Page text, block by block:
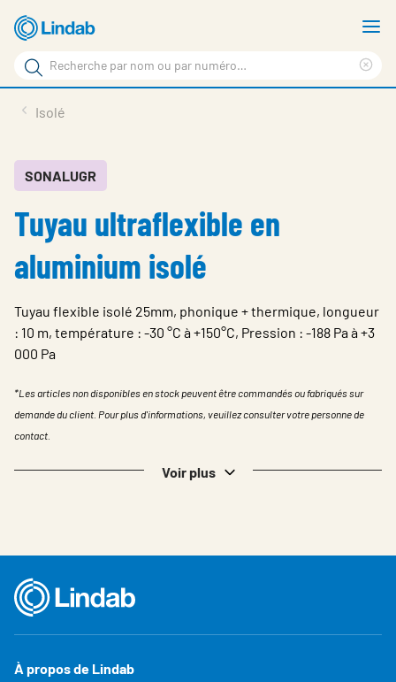
Aller
au
contenu
principal
Rechercher
Rechercher
sur
site
En vedette
À propos de Lindab
Contact
Identification
Choisir la langue
Isolé
SONALUGR
Tuyau ultraflexible en
aluminium isolé
Tuyau flexible isolé 25mm, phonique + thermique, longueur
: 10 m, température : -30 °C à +150°C, Pression : -188 Pa à +3
000 Pa
*Les articles non disponibles en stock peuvent être commandés ou fabriqués sur
demande du client. Pour plus d'informations, veuillez consulter votre personne de
contact.
Voir plus
À propos de Lindab